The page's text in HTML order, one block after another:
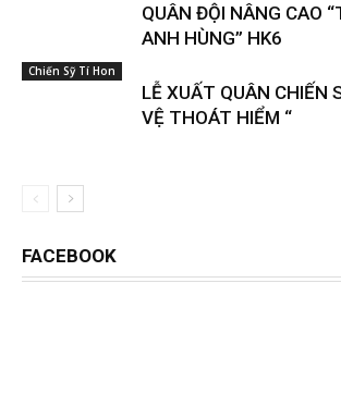
QUÂN ĐỘI NÂNG CAO
ANH HÙNG” HK6
Chiến Sỹ Tí Hon
LỄ XUẤT QUÂN CHIẾN
VỆ THOÁT HIỂM “
FACEBOOK